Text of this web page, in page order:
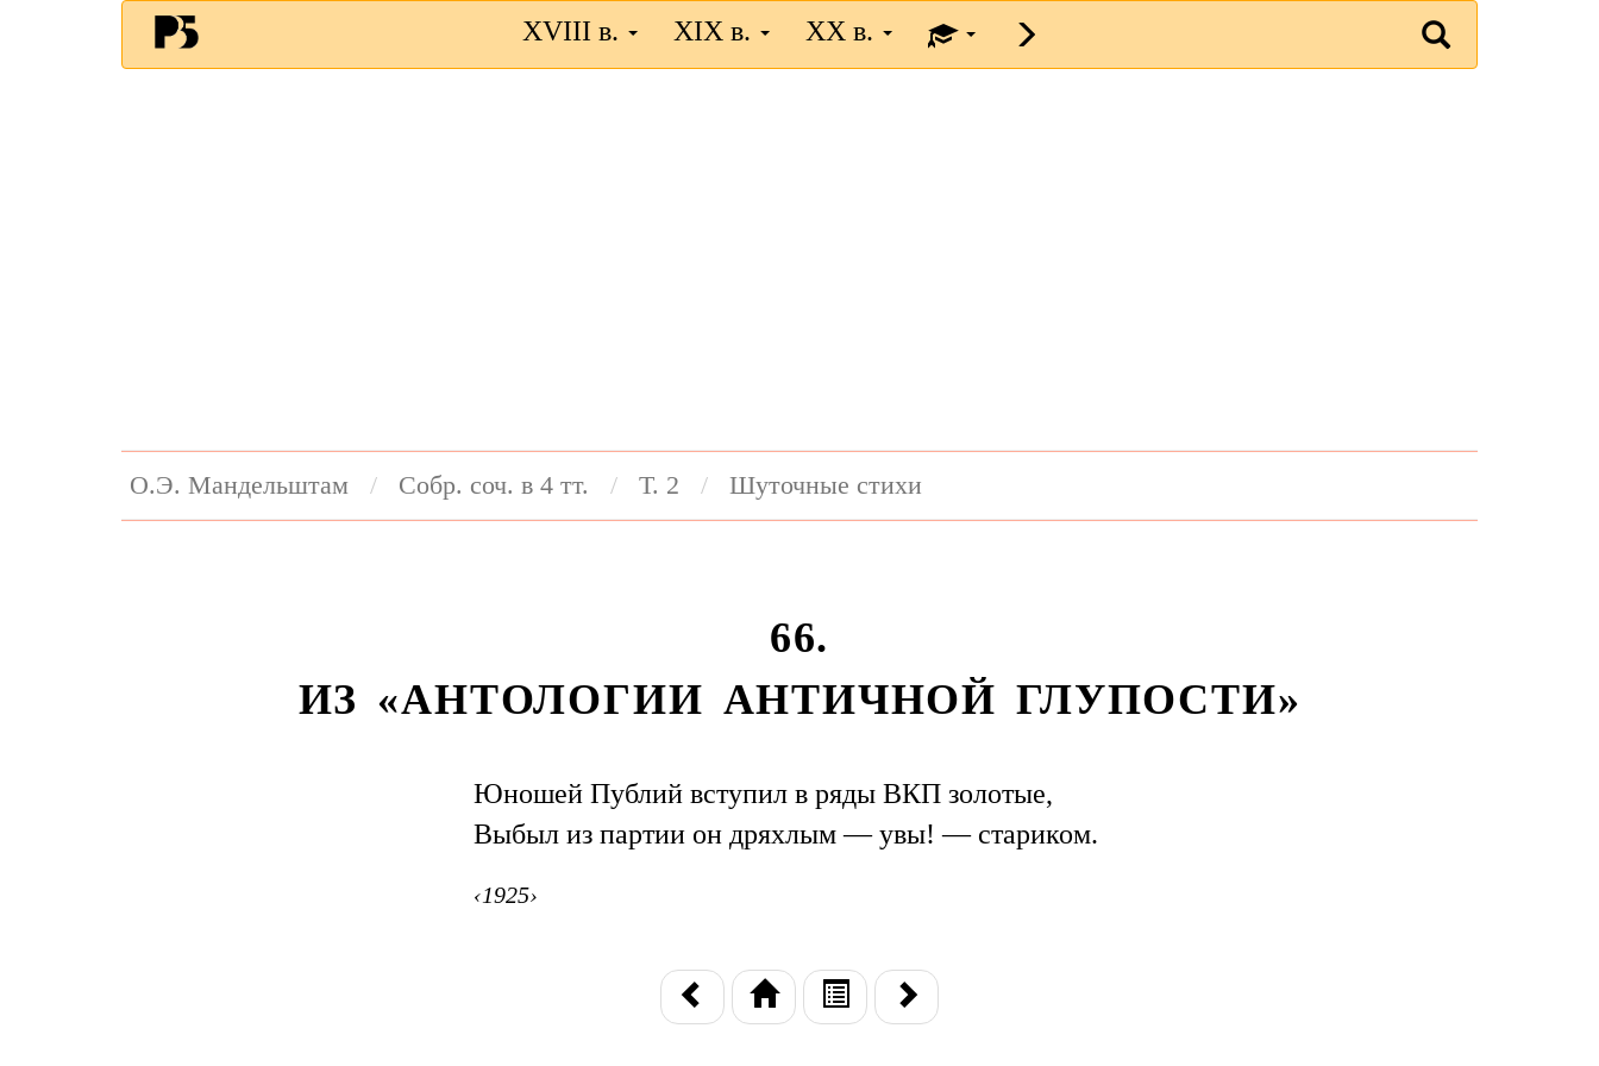
XVIII в. XIX в. XX в.
О.Э. Мандельштам Собр. соч. в 4 тт. Т. 2 Шуточные стихи
66.
ИЗ «АНТОЛОГИИ АНТИЧНОЙ ГЛУПОСТИ»
Юношей Публий вступил в ряды ВКП золотые,
Выбыл из партии он дряхлым — увы! — стариком.
‹1925›